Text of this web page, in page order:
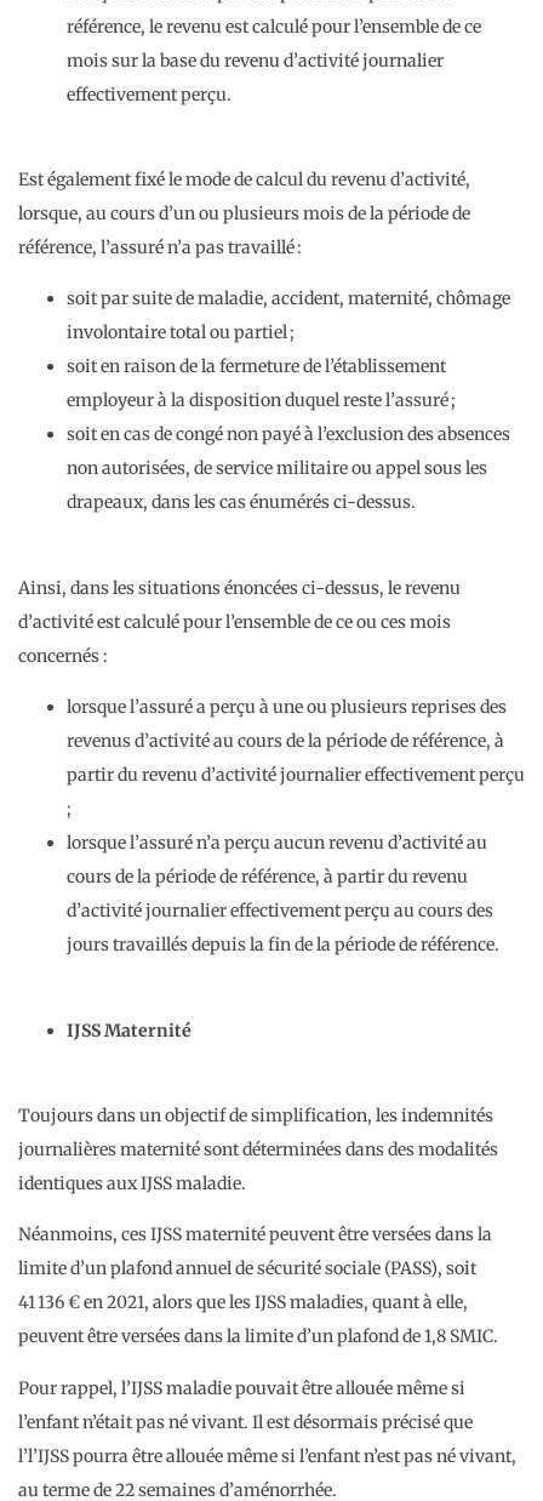
référence, le revenu est calculé pour l’ensemble de ce
mois sur la base du revenu d’activité journalier
effectivement perçu.
Est également fixé le mode de calcul du revenu d’activité,
lorsque, au cours d’un ou plusieurs mois de la période de
référence, l’assuré n’a pas travaillé :
soit par suite de maladie, accident, maternité, chômage
involontaire total ou partiel ;
soit en raison de la fermeture de l’établissement
employeur à la disposition duquel reste l’assuré ;
soit en cas de congé non payé à l’exclusion des absences
non autorisées, de service militaire ou appel sous les
drapeaux, dans les cas énumérés ci-dessus.
Ainsi, dans les situations énoncées ci-dessus, le revenu
d’activité est calculé pour l’ensemble de ce ou ces mois
concernés :
lorsque l’assuré a perçu à une ou plusieurs reprises des
revenus d’activité au cours de la période de référence, à
partir du revenu d’activité journalier effectivement perçu
;
lorsque l’assuré n’a perçu aucun revenu d’activité au
cours de la période de référence, à partir du revenu
d’activité journalier effectivement perçu au cours des
jours travaillés depuis la fin de la période de référence.
IJSS Maternité
Toujours dans un objectif de simplification, les indemnités
journalières maternité sont déterminées dans des modalités
identiques aux IJSS maladie.
Néanmoins, ces IJSS maternité peuvent être versées dans la
limite d’un plafond annuel de sécurité sociale (PASS), soit
41 136 € en 2021, alors que les IJSS maladies, quant à elle,
peuvent être versées dans la limite d’un plafond de 1,8 SMIC.
Pour rappel, l’IJSS maladie pouvait être allouée même si
l’enfant n’était pas né vivant. Il est désormais précisé que
l’l’IJSS pourra être allouée même si l’enfant n’est pas né vivant,
au terme de 22 semaines d’aménorrhée.